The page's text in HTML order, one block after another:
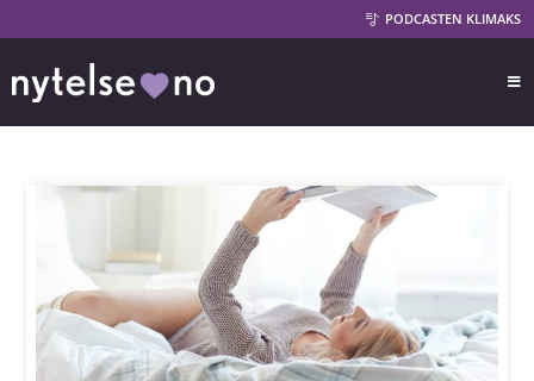
PODCASTEN KLIMAKS